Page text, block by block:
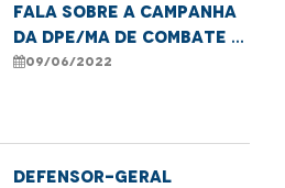
fala sobre a campanha
da DPE/MA de combate a
violência contra os
09/06/2022
Defensor-Geral